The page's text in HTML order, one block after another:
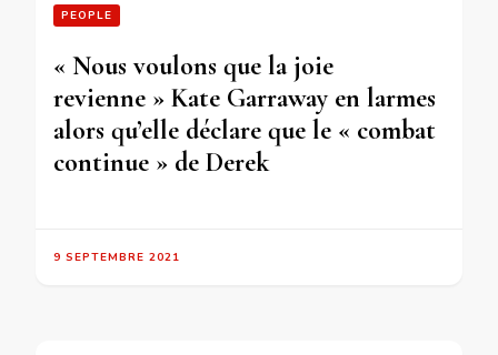
PEOPLE
« Nous voulons que la joie
revienne » Kate Garraway en larmes
alors qu’elle déclare que le « combat
continue » de Derek
9 SEPTEMBRE 2021